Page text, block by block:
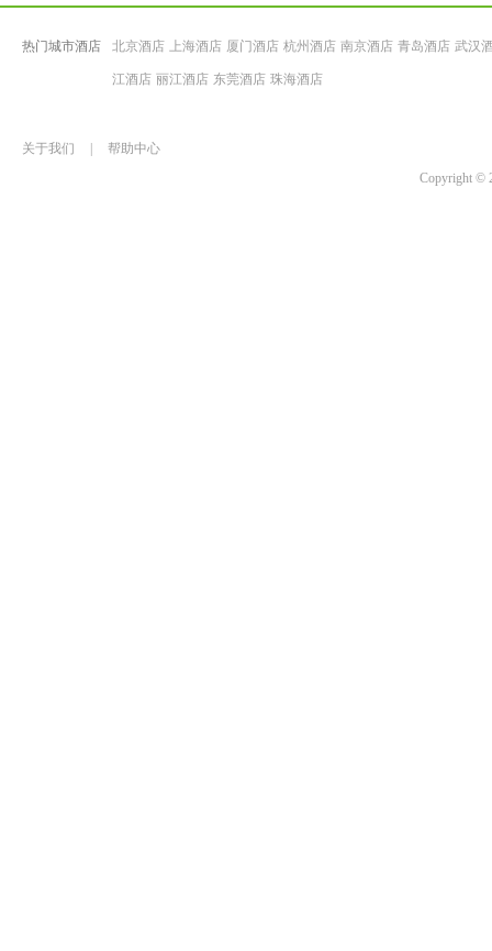
热门城市酒店 北京酒店 上海酒店 厦门酒店 杭州酒店 南京酒店 青岛酒店 武汉
江酒店 丽江酒店 东莞酒店 珠海酒店
关于我们
帮助中心
Copyright ©